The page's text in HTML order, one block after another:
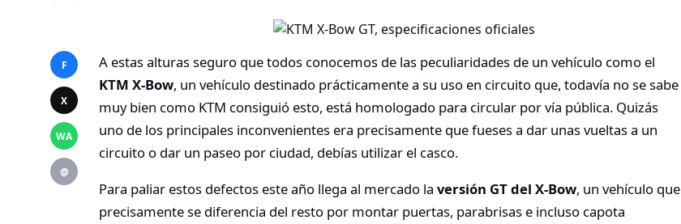
F
X
WA
@
A estas alturas seguro que todos conocemos de las peculiaridades de un vehículo como el
KTM X-Bow, un vehículo destinado prácticamente a su uso en circuito que, todavía no se sabe
muy bien como KTM consiguió esto, está homologado para circular por vía pública. Quizás
uno de los principales inconvenientes era precisamente que fueses a dar unas vueltas a un
circuito o dar un paseo por ciudad, debías utilizar el casco.
Para paliar estos defectos este año llega al mercado la versión GT del X-Bow, un vehículo que
precisamente se diferencia del resto por montar puertas, parabrisas e incluso capota